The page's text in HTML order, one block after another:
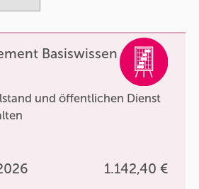
Basiswissen
und öffentlichen Dienst
1.142,40 €